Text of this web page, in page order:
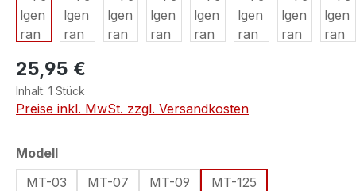
25,95 €
Inhalt: 1 Stück
Preise inkl. MwSt. zzgl. Versandkosten
Modellauswählen
MT-03
MT-07 MT-09 MT-125